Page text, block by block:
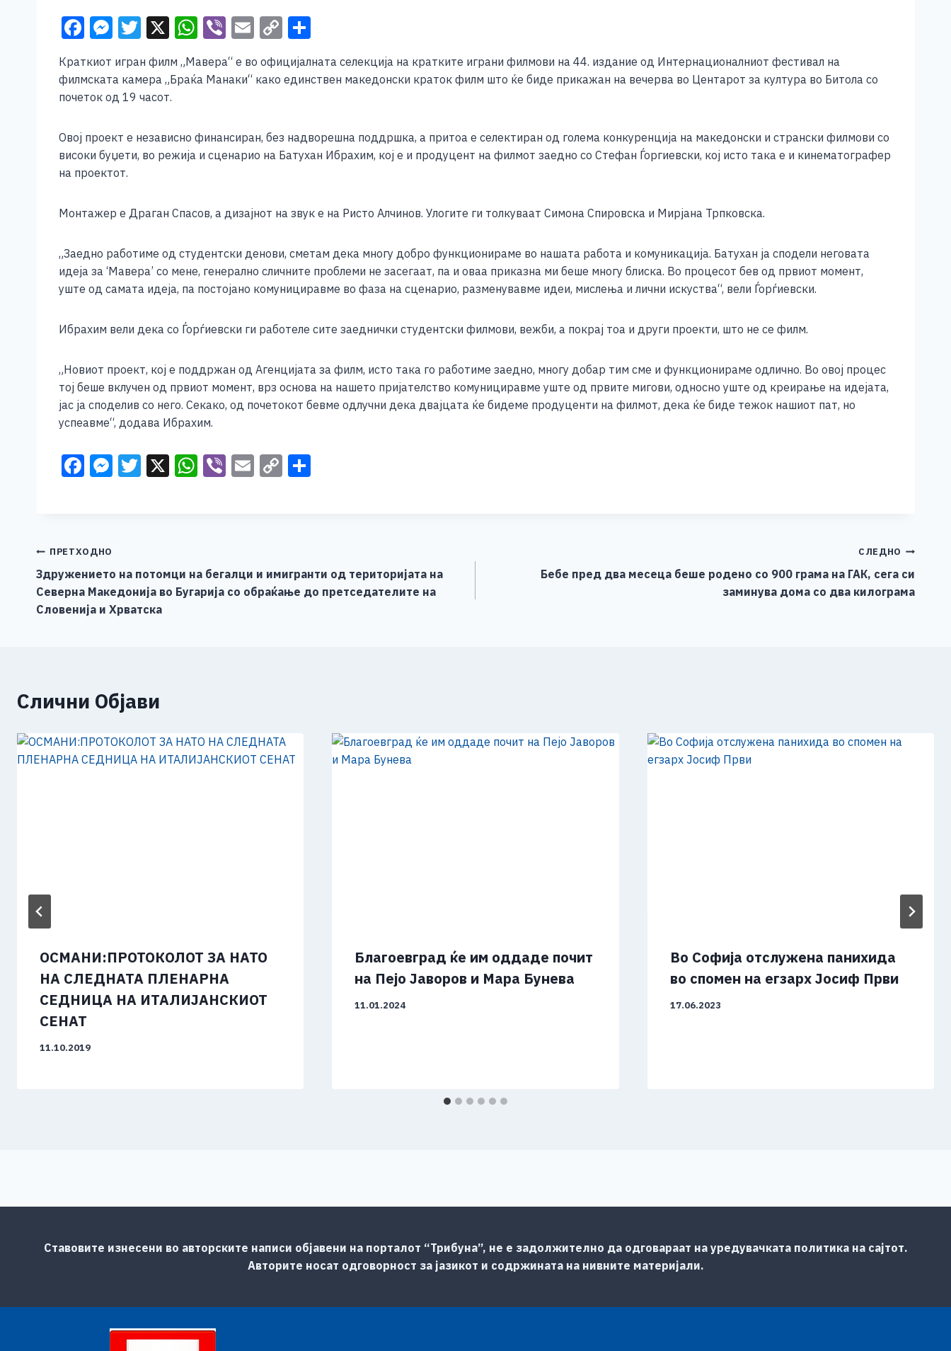
F
c
e
o
o
k
M
ss
e
g
er
T
wi
tt
er
X W
at
p
p
Vi
b
er
E
m
ai
C
p
y
n
k
ar
Краткиот игран филм „Мавера“ е во официјалната селекција на кратките играни филмови на 44. издание од Интернационалниот фестивал на
филмската камера „Браќа Манаки“ како единствен македонски краток филм што ќе биде прикажан на вечерва во Центарот за култура во Битола со
почеток од 19 часот.
Овој проект е независно финансиран, без надворешна поддршка, а притоа е селектиран од голема конкуренција на македонски и странски филмови со
високи буџети, во режија и сценарио на Батухан Ибрахим, кој е и продуцент на филмот заедно со Стефан Ѓоргиевски, кој исто така е и кинематографер
на проектот.
Монтажер е Драган Спасов, а дизајнот на звук е на Ристо Алчинов. Улогите ги толкуваат Симона Спировска и Мирјана Трпковска.
„Заедно работиме од студентски денови, сметам дека многу добро функционираме во нашата работа и комуникација. Батухан ја сподели неговата
идеја за ‘Мавера’ со мене, генерално сличните проблеми не засегаат, па и оваа приказна ми беше многу блиска. Во процесот бев од првиот момент,
уште од самата идеја, па постојано комунициравме во фаза на сценарио, разменувавме идеи, мислења и лични искуства“, вели Ѓорѓиевски.
Ибрахим вели дека со Ѓорѓиевски ги работеле сите заеднички студентски филмови, вежби, а покрај тоа и други проекти, што не се филм.
„Новиот проект, кој е поддржан од Агенцијата за филм, исто така го работиме заедно, многу добар тим сме и функционираме одлично. Во овој процес
тој беше вклучен од првиот момент, врз основа на нашето пријателство комунициравме уште од првите мигови, односно уште од креирање на идејата,
јас ја споделив со него. Секако, од почетокот бевме одлучни дека двајцата ќе бидеме продуценти на филмот, дека ќе биде тежок нашиот пат, но
успеавме“, додава Ибрахим.
F
b
o
o
k
M
g
er
T X W
p
p
Vi E C
n
k
Навигација
на
напис
ПРЕТХОДНО
Здружението на потомци на бегалци и имигранти од територијата на
Северна Македонија во Бугарија со обраќање до претседателите на
Словенија и Хрватска
СЛЕДНО
Бебе пред два месеца беше родено со 900 грама на ГАК, сега си
заминува дома со два килограма
Слични Објави
ОСМАНИ:ПРОТОКОЛОТ ЗА НАТО
НА СЛЕДНАТА ПЛЕНАРНА
СЕДНИЦА НА ИТАЛИЈАНСКИОТ
СЕНАТ
11.10.2019
Благоевград ќе им оддаде почит
на Пејо Јаворов и Мара Бунева
11.01.2024
Во Софија отслужена панихида
во спомен на егзарх Јосиф Први
17.06.2023
Ставовите изнесени во авторските написи објавени на порталот “Трибуна”, не е задолжително да одговараат на уредувачката политика на сајтот.
Авторите носат одговорност за јазикот и содржината на нивните материјали.